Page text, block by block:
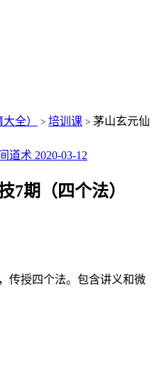
全） > 培训课 > 茅山玄元仙
道术 2020-03-12
7期（四个法）
传授四个法。包含讲义和微